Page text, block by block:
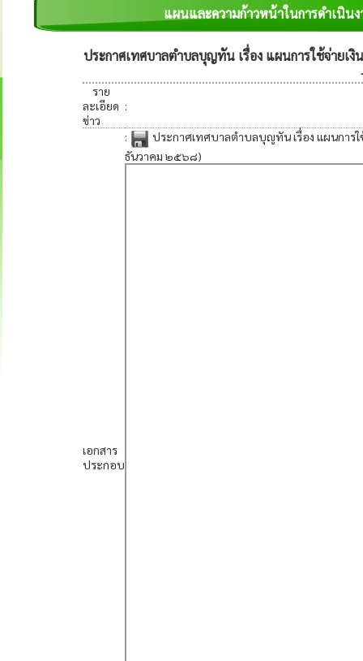
แผนและความก้าวหน้าในการดำเนิน
ประกาศเทศบาลตำบลบุญทัน เรื่อง แผนการใช้จ่าย
ราย
ละเอียด
ข่าว
:
เอกสาร
ประกอบ
:
ประกาศเทศบาลตำบลบุญทัน เรื่อง แผนการ
ธันวาคม ๒๕๖๘)